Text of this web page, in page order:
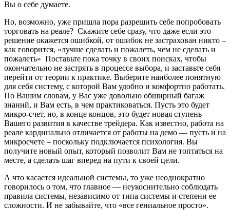
Вы о себе думаете.
Но, возможно, уже пришла пора разрешить себе попробовать
торговать на реале? Скажите себе сразу, что даже если это
решение окажется ошибкой, от ошибок не застрахован никто –
как говорится, «лучше сделать и пожалеть, чем не сделать и
пожалеть» Поставьте пока точку в своих поисках, чтобы
окончательно не застрять в процессе выбора, и заставьте себя
перейти от теории к практике. Выберите наиболее понятную
для себя систему, с которой Вам удобно и комфортно работать.
По Вашим словам, у Вас уже довольно обширный багаж
знаний, и Вам есть, в чем практиковаться. Пусть это будет
микро-счет, но, в конце концов, это будет новая ступень
Вашего развития в качестве трейдера. Как известно, работа на
реале кардинально отличается от работы на демо — пусть и на
микросчете – поскольку подключается психология. Вы
получите новый опыт, который позволит Вам не топтаться на
месте, а сделать шаг вперед на пути к своей цели.
А что касается идеальной системы, то уже неоднократно
говорилось о том, что главное — неукоснительно соблюдать
правила системы, независимо от типа системы и степени ее
сложности. И не забывайте, что «все гениальное просто».